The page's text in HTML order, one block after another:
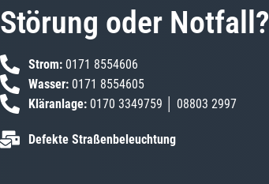
Störung oder Notfall?
Strom: 0171 8554606
Wasser: 0171 8554605
Kläranlage: 0170 3349759 │ 08803 2997
Defekte Straßenbeleuchtung